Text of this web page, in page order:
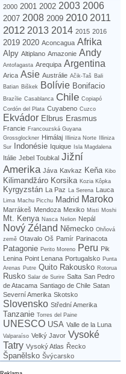
2000 2001 2002 2003 2006
2007 2008 2009 2010 2011
2012 2013 2014 2015 2016
2019 2020 Aconcagua Afrika
Alpy Altiplano Amazonie Andy
Antofagasta Arequipa Argentina
Arica Asie Austrálie Ačik-Taš Bali
Batian Biškek Bolívie Bonifacio
Brazílie Casablanca Chile Copiapó
Cordón del Plata Cuyabeno Cuzco
Ekvádor Elbrus Erasmus
Francie Francouzská Guyana
Grossglockner Himálaj Illiniza Norte
Illiniza
Sur
Indonésie Iquique Isla Magdalena
Itálie Jebel Toubkal Jižní
Amerika Jáva Kavkaz Keňa Kibo
Kilimandžáro Korsika Kozia Kôpka
Kyrgyzstán La Paz La Serena Lauca
Lima Machu Picchu Madrid Maroko
Marrákeš Mendoza Mexiko Misti Moshi
Mt. Kenya Nasca Nelion Nepál
Nový Zéland Německo Ohňová
země Otavalo Oš Pamír Parinacota
Patagonie Perito Moreno Peru Pik
Lenina Point Lenana Portugalsko Punta
Arenas Putre Quito Rakousko Rotorua
Rusko Salar de Surire Salta San Pedro
de Atacama Santiago de Chile Satan
Severní Amerika Skotsko
Slovensko Střední Amerika
Tanzanie Torres del Paine
UNESCO USA Valle de la Luna
Valparaíso Velký Javor Vysoké
Tatry Vysoký Atlas Řecko
Španělsko Švýcarsko